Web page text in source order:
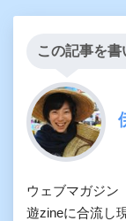
この記事を書
ウェブマガジン
遊zineに合流し